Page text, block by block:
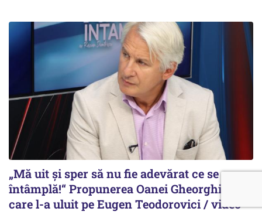
„Mă uit și sper să nu fie adevărat ce se
întâmplă!“ Propunerea Oanei Gheorghiu
care l-a uluit pe Eugen Teodorovici / video